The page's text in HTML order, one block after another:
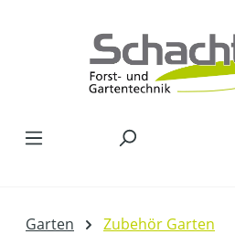
Garten Zubehör Garten